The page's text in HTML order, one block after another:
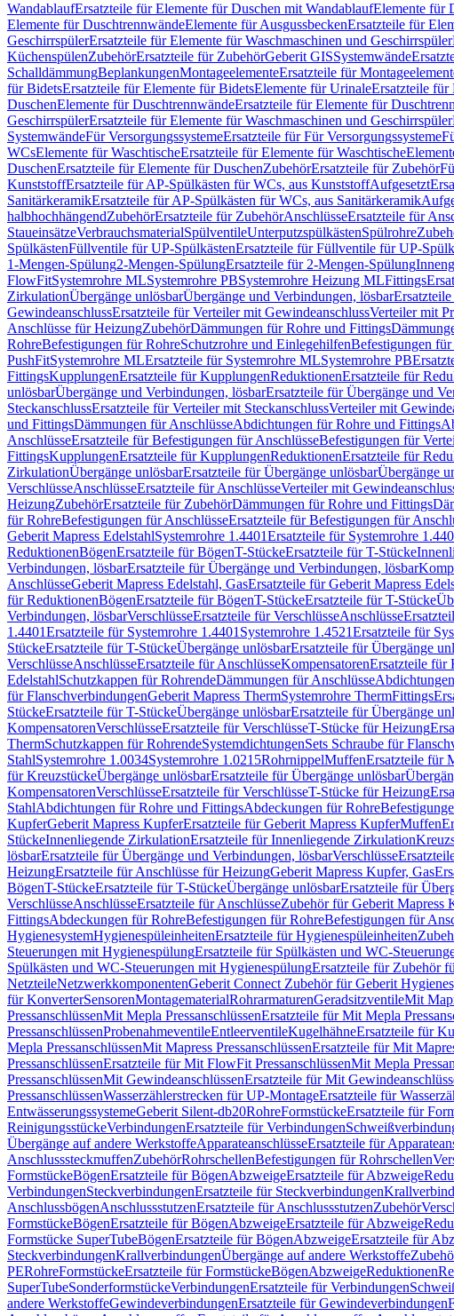
WandablaufErsatzteile für Elemente für Duschen mit WandablaufElemente für
Elemente für DuschtrennwändeElemente für AusgussbeckenErsatzteile für
GeschirrspülerErsatzteile für Elemente für Waschmaschinen und Geschirrspüler
KüchenspülenZubehörErsatzteile für ZubehörGeberit GISSystemwände
SchalldämmungBeplankungenMontageelementeErsatzteile für
für BidetsErsatzteile für Elemente für BidetsElemente für UrinaleErsatzteile für
DuschenElemente für DuschtrennwändeErsatzteile für Elemente für
GeschirrspülerErsatzteile für Elemente für Waschmaschinen und Geschirrspüler
SystemwändeFür VersorgungssystemeErsatzteile für Für Versorgungssysteme
WCsElemente für WaschtischeErsatzteile für Elemente für Waschtische
DuschenErsatzteile für Elemente für DuschenZubehörErsatzteile für Zubehör
KunststoffErsatzteile für AP-Spülkästen für WCs, aus KunststoffAufgesetzt
SanitärkeramikErsatzteile für AP-Spülkästen für WCs, aus Sanitärkeramik
halbhochhängendZubehörErsatzteile für ZubehörAnschlüsseErsatzteile für
StaueinsätzeVerbrauchsmaterialSpülventileUnterputzspülkästenSpülrohre
SpülkästenFüllventile für UP-SpülkästenErsatzteile für Füllventile für UP-
1-Mengen-Spülung2-Mengen-SpülungErsatzteile für 2-Mengen-Spülung
FlowFitSystemrohre MLSystemrohre PBSystemrohre Heizung MLFittings
ZirkulationÜbergänge unlösbarÜbergänge und Verbindungen, lösbar
GewindeanschlussErsatzteile für Verteiler mit GewindeanschlussVerteiler mit
Anschlüsse für HeizungZubehörDämmungen für Rohre und Fittings
RohreBefestigungen für RohreSchutzrohre und EinlegehilfenBefestigungen für
PushFitSystemrohre MLErsatzteile für Systemrohre MLSystemrohre PB
FittingsKupplungenErsatzteile für KupplungenReduktionenErsatzteile für
unlösbarÜbergänge und Verbindungen, lösbarErsatzteile für Übergänge und
SteckanschlussErsatzteile für Verteiler mit SteckanschlussVerteiler mit
und FittingsDämmungen für AnschlüsseAbdichtungen für Rohre und Fittings
AnschlüsseErsatzteile für Befestigungen für AnschlüsseBefestigungen für
FittingsKupplungenErsatzteile für KupplungenReduktionenErsatzteile für
ZirkulationÜbergänge unlösbarErsatzteile für Übergänge unlösbarÜbergänge
VerschlüsseAnschlüsseErsatzteile für AnschlüsseVerteiler mit
HeizungZubehörErsatzteile für ZubehörDämmungen für Rohre und Fittings
für RohreBefestigungen für AnschlüsseErsatzteile für Befestigungen für
Geberit Mapress EdelstahlSystemrohre 1.4401Ersatzteile für Systemrohre
ReduktionenBögenErsatzteile für BögenT-StückeErsatzteile für T-Stücke
Verbindungen, lösbarErsatzteile für Übergänge und Verbindungen, lösbar
AnschlüsseGeberit Mapress Edelstahl, GasErsatzteile für Geberit Mapress
für ReduktionenBögenErsatzteile für BögenT-StückeErsatzteile für T-Stücke
Verbindungen, lösbarVerschlüsseErsatzteile für VerschlüsseAnschlüsse
1.4401Ersatzteile für Systemrohre 1.4401 Systemrohre 1.4521Ersatzteile für
StückeErsatzteile für T-StückeÜbergänge unlösbarErsatzteile für Übergänge
VerschlüsseAnschlüsseErsatzteile für AnschlüsseKompensatorenErsatzteile für
EdelstahlSchutzkappen für RohrendeDämmungen für Anschlüsse
für FlanschverbindungenGeberit Mapress ThermSystemrohre ThermFittings
StückeErsatzteile für T-StückeÜbergänge unlösbarErsatzteile für Übergänge
KompensatorenVerschlüsseErsatzteile für VerschlüsseT-Stücke für Heizung
ThermSchutzkappen für RohrendeSystemdichtungenSets Schraube für
StahlSystemrohre 1.0034Systemrohre 1.0215RohrnippelMuffenErsatzteile für
für KreuzstückeÜbergänge unlösbarErsatzteile für Übergänge unlösbar
KompensatorenVerschlüsseErsatzteile für VerschlüsseT-Stücke für Heizung
StahlAbdichtungen für Rohre und FittingsAbdeckungen für Rohre
KupferGeberit Mapress KupferErsatzteile für Geberit Mapress KupferMuffen
StückeInnenliegende ZirkulationErsatzteile für Innenliegende Zirkulation
lösbarErsatzteile für Übergänge und Verbindungen, lösbarVerschlüsse
HeizungErsatzteile für Anschlüsse für HeizungGeberit Mapress Kupfer, Gas
BögenT-StückeErsatzteile für T-StückeÜbergänge unlösbarErsatzteile für
VerschlüsseAnschlüsseErsatzteile für AnschlüsseZubehör für Geberit Mapress
FittingsAbdeckungen für RohreBefestigungen für RohreBefestigungen für
HygienesystemHygienespüleinheitenErsatzteile für Hygienespüleinheiten
Steuerungen mit HygienespülungErsatzteile für Spülkästen und WC-
Spülkästen und WC-Steuerungen mit HygienespülungErsatzteile für Zubehör
NetzteileNetzwerkkomponentenGeberit Connect Zubehör für Geberit
für KonverterSensorenMontagematerialRohrarmaturenGeradsitzventileMit
PressanschlüssenMit Mepla PressanschlüssenErsatzteile für Mit Mepla
PressanschlüssenProbenahmeventileEntleerventileKugelhähneErsatzteile für
Mepla PressanschlüssenMit Mapress PressanschlüssenErsatzteile für Mit
PressanschlüssenErsatzteile für Mit FlowFit PressanschlüssenMit Mepla
PressanschlüssenMit GewindeanschlüssenErsatzteile für Mit
PressanschlüssenWasserzählerstrecken für UP-MontageErsatzteile für
EntwässerungssystemeGeberit Silent-db20RohreFormstückeErsatzteile für
ReinigungsstückeVerbindungenErsatzteile für Verbindungen
Übergänge auf andere WerkstoffeApparateanschlüsseErsatzteile für
AnschlusssteckmuffenZubehörRohrschellenBefestigungen für Rohrschellen
FormstückeBögenErsatzteile für BögenAbzweigeErsatzteile für Abzweige
VerbindungenSteckverbindungenErsatzteile für Steckverbindungen
AnschlussbögenAnschlussstutzenErsatzteile für AnschlussstutzenZubehör
FormstückeBögenErsatzteile für BögenAbzweigeErsatzteile für Abzweige
Formstücke SuperTubeBögenErsatzteile für BögenAbzweigeErsatzteile für
SteckverbindungenKrallverbindungenÜbergänge auf andere Werkstoffe
PERohreFormstückeErsatzteile für FormstückeBögenAbzweigeReduktionen
SuperTubeSonderformstückeVerbindungenErsatzteile für Verbindungen
andere WerkstoffeGewindeverbindungenErsatzteile für Gewindeverbindungen